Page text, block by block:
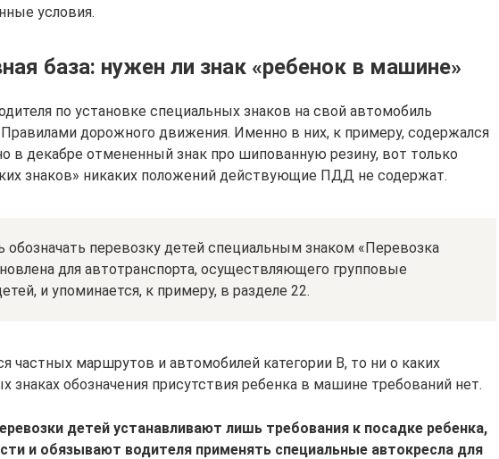
условия.
база: нужен ли знак «ребенок в машине»
по установке специальных знаков на свой автомобиль
Правилами дорожного движения. Именно в них, к примеру, содержался
в декабре отмененный знак про шипованную резину, вот только
знаков» никаких положений действующие ПДД не содержат.
обозначать перевозку детей специальным знаком «Перевозка
для автотранспорта, осуществляющего групповые
и упоминается, к примеру, в разделе 22.
частных маршрутов и автомобилей категории В, то ни о каких
знаках обозначения присутствия ребенка в машине требований нет.
детей устанавливают лишь требования к посадке ребенка,
и обязывают водителя применять специальные автокресла для